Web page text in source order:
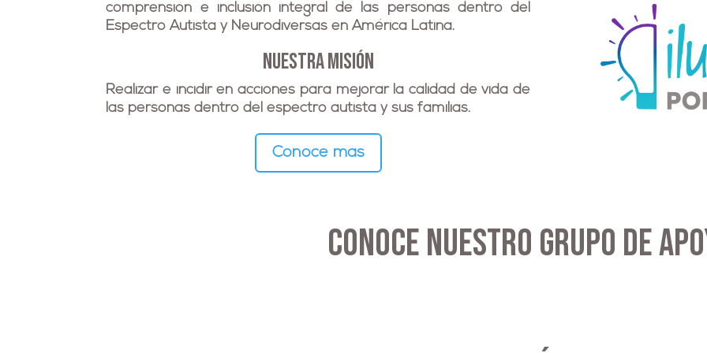
comprensión e inclusión integral de las personas dentro del
Espectro Autista y Neurodiversas en América Latina.
nuestra misión
Realizar e incidir en acciones para mejorar la calidad de vida de
las personas dentro del espectro autista y sus familias.
Conoce más
CONOCE NUESTRO GRUPO DE